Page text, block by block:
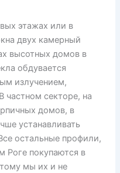
этажах или в
двух камерный
высотных домов в
обдувается
излучением,
частном секторе, на
домов, в
устанавливать
остальные профили,
Роге покупаются в
мы их и не